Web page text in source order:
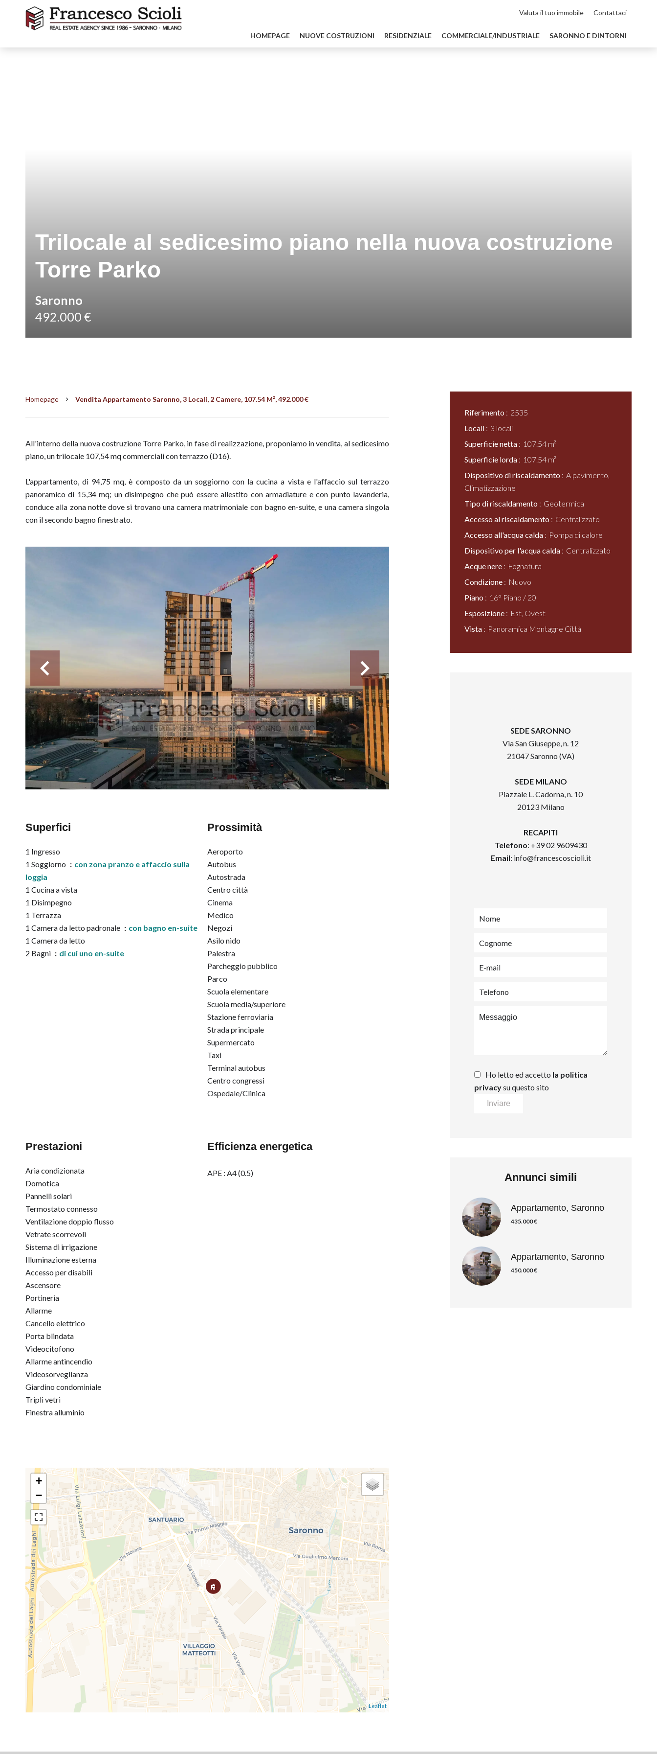
Valuta il tuo immobile Contattaci
HOMEPAGE NUOVE COSTRUZIONI RESIDENZIALE COMMERCIALE/INDUSTRIALE SARONNO E DINTORNI
Trilocale al sedicesimo piano nella nuova costruzione
Torre Parko
Saronno
492.000 €
Homepage Vendita Appartamento Saronno, 3 Locali, 2 Camere, 107.54 M², 492.000 €
All'interno della nuova costruzione Torre Parko, in fase di realizzazione, proponiamo in vendita, al sedicesimo
piano, un trilocale 107,54 mq commerciali con terrazzo (D16).
L'appartamento, di 94,75 mq, è composto da un soggiorno con la cucina a vista e l'affaccio sul terrazzo
panoramico di 15,34 mq; un disimpegno che può essere allestito con armadiature e con punto lavanderia,
conduce alla zona notte dove si trovano una camera matrimoniale con bagno en-suite, e una camera singola
con il secondo bagno finestrato.
Superfici
1 Ingresso
1 Soggiorno
con zona pranzo e affaccio sulla
loggia
1 Cucina a vista
1 Disimpegno
1 Terrazza
1 Camera da letto padronale
con bagno en-suite
1 Camera da letto
2 Bagni
di cui uno en-suite
Prossimità
Aeroporto
Autobus
Autostrada
Centro città
Cinema
Medico
Negozi
Asilo nido
Palestra
Parcheggio pubblico
Parco
Scuola elementare
Scuola media/superiore
Stazione ferroviaria
Strada principale
Supermercato
Taxi
Terminal autobus
Centro congressi
Ospedale/Clinica
Prestazioni
Aria condizionata
Domotica
Pannelli solari
Termostato connesso
Ventilazione doppio flusso
Vetrate scorrevoli
Sistema di irrigazione
Illuminazione esterna
Accesso per disabili
Ascensore
Portineria
Allarme
Cancello elettrico
Porta blindata
Videocitofono
Allarme antincendio
Videosorveglianza
Giardino condominiale
Tripli vetri
Finestra alluminio
Efficienza energetica
APE : A4 (0.5)
+
−
Leaflet
Riferimento
2535
Locali
3 locali
Superficie netta
107.54 m²
Superficie lorda
107.54 m²
Dispositivo di riscaldamento
A pavimento,
Climatizzazione
Tipo di riscaldamento
Geotermica
Accesso al riscaldamento
Centralizzato
Accesso all'acqua calda
Pompa di calore
Dispositivo per l'acqua calda
Centralizzato
Acque nere
Fognatura
Condizione
Nuovo
Piano
16° Piano / 20
Esposizione
Est, Ovest
Vista
Panoramica Montagne Città
SEDE SARONNO
Via San Giuseppe, n. 12
21047 Saronno (VA)
SEDE MILANO
Piazzale L. Cadorna, n. 10
20123 Milano
RECAPITI
Telefono: +39 02 9609430
Email: info@francescoscioli.it
Ho letto ed accetto la politica
privacysu questo sito
Inviare
Annunci simili
Appartamento, Saronno
435.000 €
Appartamento, Saronno
450.000 €